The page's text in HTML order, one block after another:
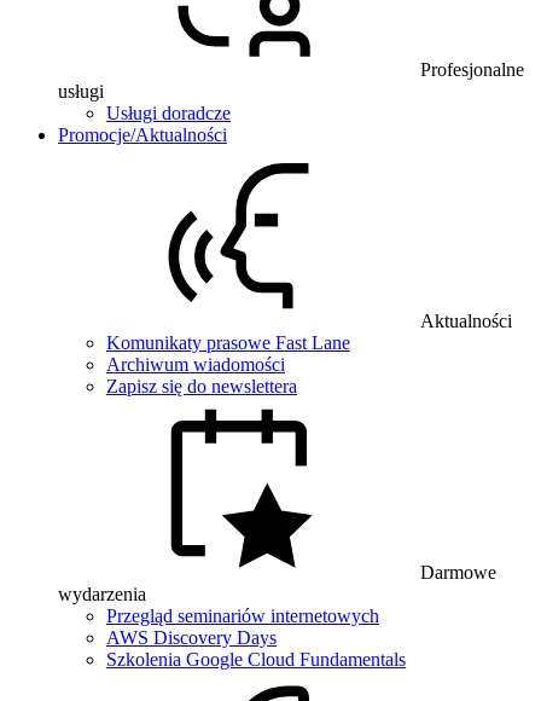
Profesjonalne
usługi
Usługi doradcze
Promocje/Aktualności
Aktualności
Komunikaty prasowe Fast Lane
Archiwum wiadomości
Zapisz się do newslettera
Darmowe
wydarzenia
Przegląd seminariów internetowych
AWS Discovery Days
Szkolenia Google Cloud Fundamentals